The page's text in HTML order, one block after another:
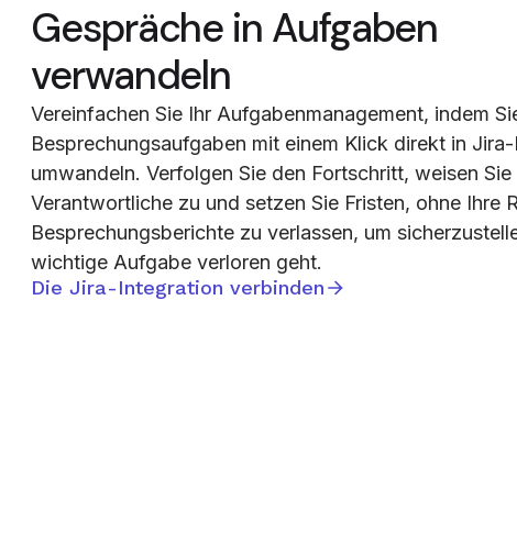
Gespräche in Aufgaben
verwandeln
Vereinfachen Sie Ihr Aufgabenmanagement, indem
Besprechungsaufgaben mit einem Klick direkt in
umwandeln. Verfolgen Sie den Fortschritt, weisen Sie
Verantwortliche zu und setzen Sie Fristen, ohne Ihre
Besprechungsberichte zu verlassen, um
wichtige Aufgabe verloren geht.
Die Jira-Integration verbinden